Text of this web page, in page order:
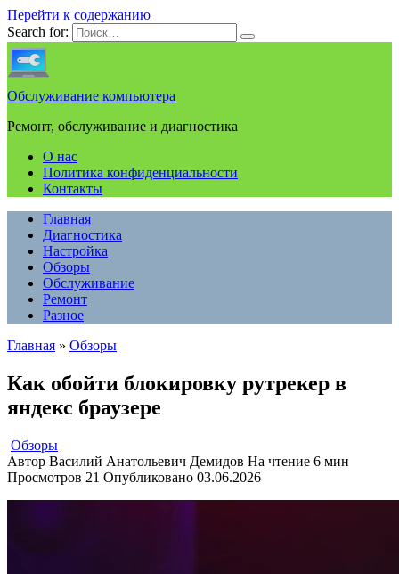
Перейти к содержанию
Search for:
Обслуживание компьютера
Ремонт, обслуживание и диагностика
О нас
Политика конфиденциальности
Контакты
Главная
Диагностика
Настройка
Обзоры
Обслуживание
Ремонт
Разное
Главная » Обзоры
Как обойти блокировку рутрекер в
яндекс браузере
Обзоры
Автор Василий Анатольевич Демидов На чтение 6 мин
Просмотров 21 Опубликовано 03.06.2026